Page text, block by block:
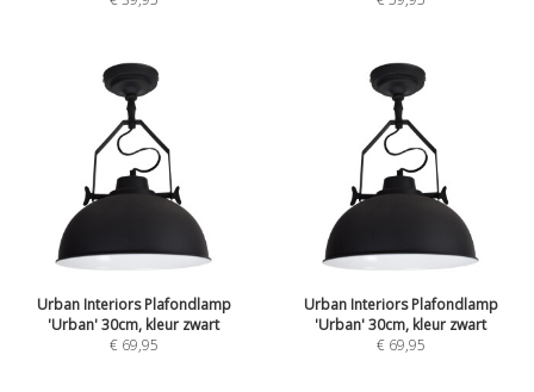
Urban Interiors Plafondlamp
'Urban' 30cm, kleur zwart
€ 69,95
Urban Interiors Plafondlamp
'Urban' 30cm, kleur zwart
€ 69,95